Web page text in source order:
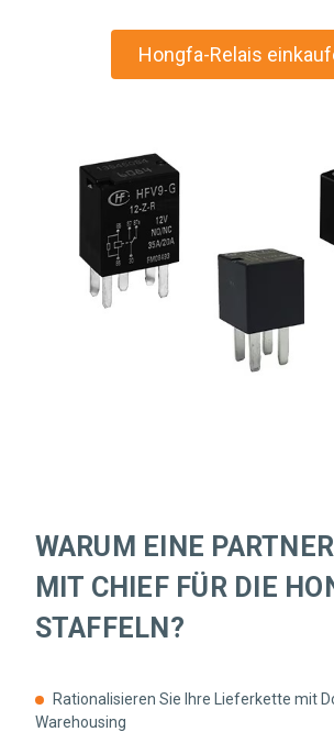
Hongfa-Relais
WARUM EINE
MIT CHIEF FÜR DIE
STAFFELN?
Rationalisieren Sie Ihre Lieferkette mit
Warehousing